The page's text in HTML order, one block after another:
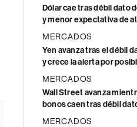
Dólar cae tras débil dato
y menor expectativa de
MERCADOS
Yen avanza tras el débil
y crece la alerta por
MERCADOS
Wall Street avanza
bonos caen tras débil
MERCADOS